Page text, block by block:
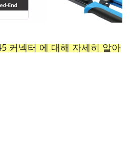
커넥터 에 대해 자세히 알아